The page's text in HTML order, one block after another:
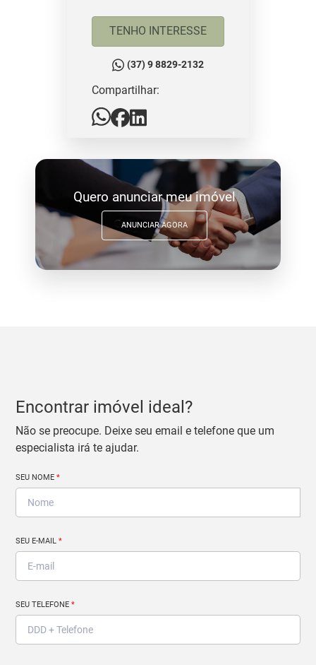
TENHO INTERESSE
(37) 9 8829-2132
Compartilhar:
Quero anunciar meu imóvel
ANUNCIAR AGORA
Encontrar imóvel ideal?
Não se preocupe. Deixe seu email e telefone que um
especialista irá te ajudar.
SEU NOME*
SEU E-MAIL*
SEU TELEFONE*